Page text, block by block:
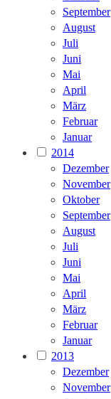
September
August
Juli
Juni
Mai
April
März
Februar
Januar
2014
Dezember
November
Oktober
September
August
Juli
Juni
Mai
April
März
Februar
Januar
2013
Dezember
November